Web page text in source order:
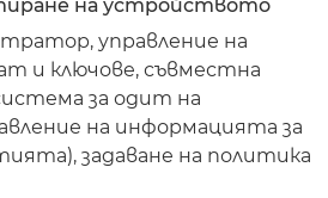
на устройството
управление на
и ключове, съвместна
за одит на
на информацията за
задаване на политика